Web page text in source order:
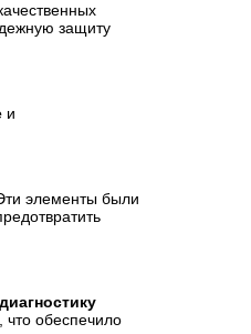
защиту
и
Эти элементы были
диагностику
, что обеспечило